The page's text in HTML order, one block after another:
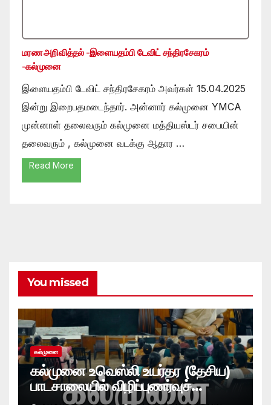
மரண அறிவித்தல் -இளையதம்பி டேவிட் சந்திரசேகரம்
-கல்முனை
இளையதம்பி டேவிட் சந்திரசேகரம் அவர்கள் 15.04.2025
இன்று இறைபதமடைந்தார். அன்னார் கல்முனை YMCA
முன்னாள் தலைவரும் கல்முனை மத்தியஸ்டர் சபையின்
தலைவரும் , கல்முனை வடக்கு ஆதார …
Read More
You missed
கல்முனை
கல்முனை உவெஸ்லி உயர்தர (தேசிய)
பாடசாலையில் விழிப்புணர்வுச்
செயலமர்வு